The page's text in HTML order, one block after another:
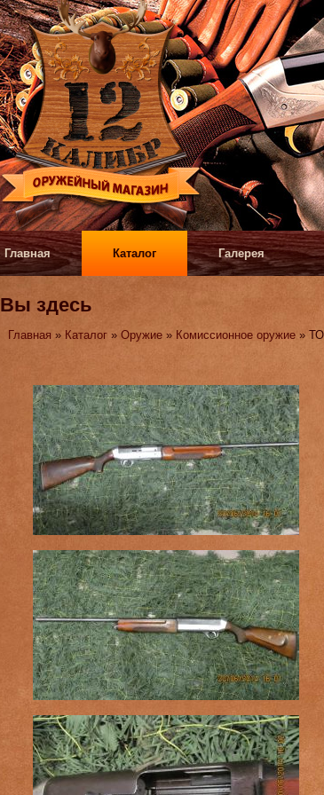
Главная Каталог Галерея
Вы здесь
Главная » Каталог »Оружие » Комиссионное оружие »